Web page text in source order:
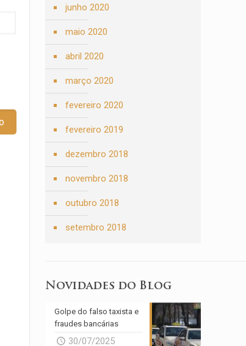
junho 2020
maio 2020
abril 2020
março 2020
fevereiro 2020
fevereiro 2019
dezembro 2018
novembro 2018
outubro 2018
setembro 2018
Novidades do Blog
Golpe do falso taxista e
fraudes bancárias
30/07/2025